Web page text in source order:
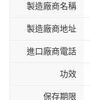
製造廠商名稱
製造廠商地址
進口廠商電話
功效
保存期限